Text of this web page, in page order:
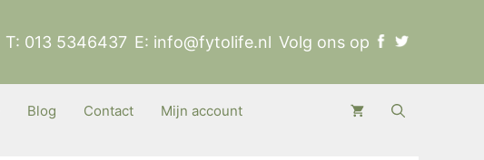
T: 013 5346437 E: info@fytolife.nl Volg ons op
Blog Contact Mijn account